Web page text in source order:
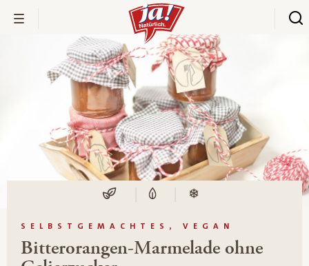
SELBSTGEMACHTES, VEGAN
Bitterorangen-Marmelade ohne